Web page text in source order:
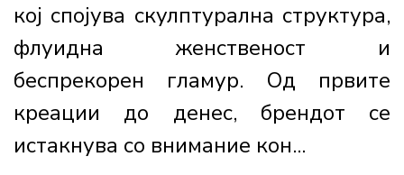
кој спојува скулптурална структура,
флуидна женственост и
беспрекорен гламур. Од првите
креации до денес, брендот се
истакнува со внимание кон...